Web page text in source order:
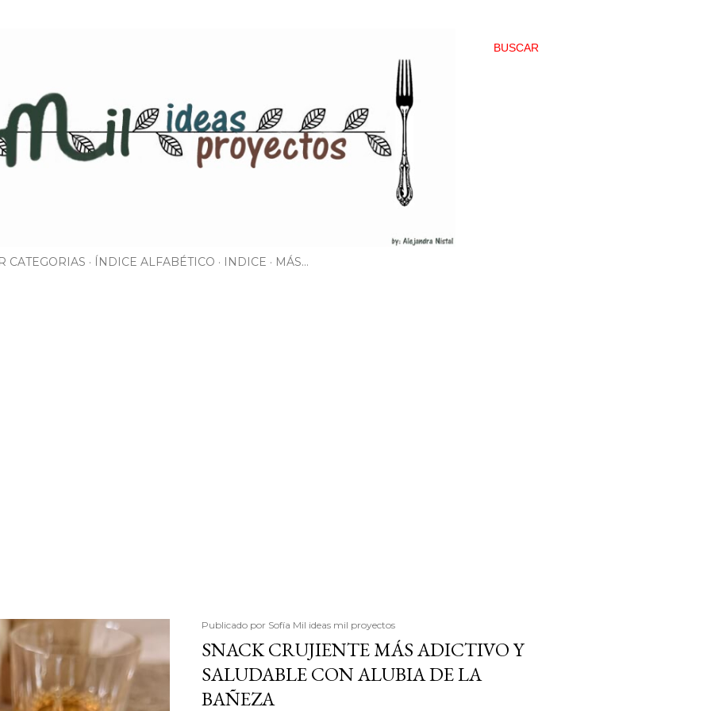
BUSCAR
CATEGORIAS ÍNDICE ALFABÉTICO INDICE MÁS…
Publicado por Sofía Mil ideas mil proyectos
SNACK CRUJIENTE MÁS ADICTIVO Y
SALUDABLE CON ALUBIA DE LA
BAÑEZA